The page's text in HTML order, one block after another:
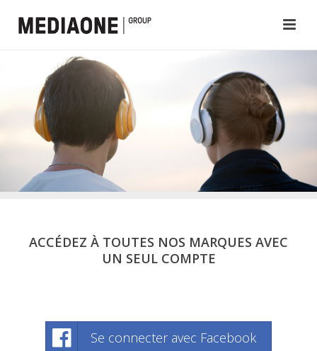
ACCÉDEZ À TOUTES NOS MARQUES AVEC
UN SEUL COMPTE
Se connecter avec Facebook